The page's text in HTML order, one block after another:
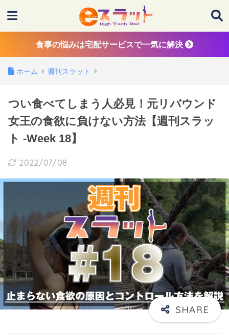
食事の悩みは宅配サービスで一気に解決
ホーム 週刊スラット
つい食べてしまう人必見！元リバウンド
女王の食欲に負けない方法【週刊スラッ
ト -Week 18】
2022/07/08